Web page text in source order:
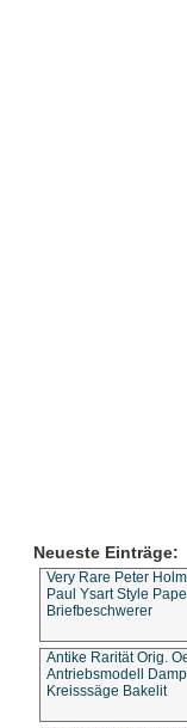
Neueste Einträge:
Very Rare Peter
Paul Ysart Style
Briefbeschwerer
Antike Rarität Orig.
Antriebsmodell
Kreisssäge Bakelit